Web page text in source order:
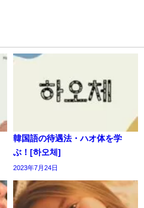
韓国語の待遇法・ハオ体を学
ぶ！[하오체]
2023年7月24日